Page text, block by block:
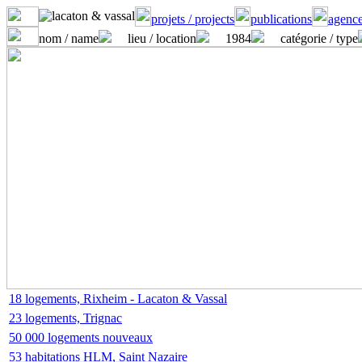
projets / projects publications
nom / name
lieu / location 1984 catégorie / type
18 logements, Rixheim - Lacaton & Vassal
23 logements, Trignac
50 000 logements nouveaux
53 habitations HLM, Saint Nazaire